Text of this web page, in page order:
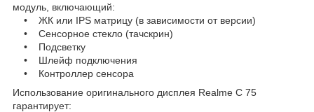
модуль, включающий:
• ЖК или IPS матрицу (в зависимости от версии)
• Сенсорное стекло (тачскрин)
• Подсветку
• Шлейф подключения
• Контроллер сенсора
Использование оригинального дисплея Realme C 75
гарантирует: